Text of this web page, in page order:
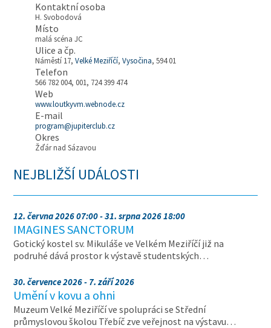
Kontaktní osoba
H. Svobodová
Místo
malá scéna JC
Ulice a čp.
Náměstí 17,Velké Meziříčí,Vysočina, 594 01
Telefon
566 782 004, 001, 724 399 474
Web
www.loutkyvm.webnode.cz
E-mail
program@jupiterclub.cz
Okres
Žďár nad Sázavou
NEJBLIŽŠÍ UDÁLOSTI
12. června 2026 07:00 - 31. srpna 2026 18:00
IMAGINES SANCTORUM
Gotický kostel sv. Mikuláše ve Velkém Meziříčí již na
podruhé dává prostor k výstavě studentských…
30. července 2026 - 7. září 2026
Umění v kovu a ohni
Muzeum Velké Meziříčí ve spolupráci se Střední
průmyslovou školou Třebíč zve veřejnost na výstavu…